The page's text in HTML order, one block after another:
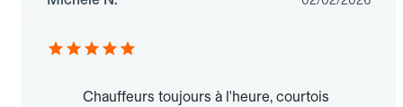
Chauffeurs toujours à l'heure, courtois